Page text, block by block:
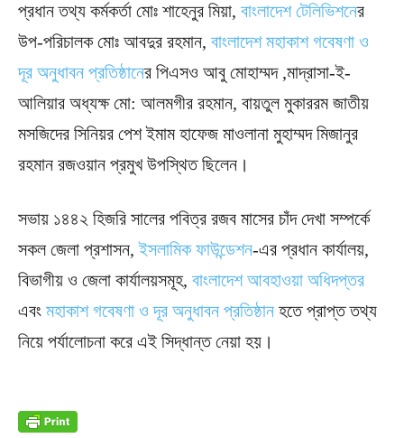
প্রধান তথ্য কর্মকর্তা মোঃ শাহেনুর মিয়া, বাংলাদেশ টেলিভিশনের
উপ-পরিচালক মোঃ আবদুর রহমান, বাংলাদেশ মহাকাশ গবেষণা ও
দূর অনুধাবন প্রতিষ্ঠানের পিএসও আবু মোহাম্মদ ,মাদ্রাসা-ই-
আলিয়ার অধ্যক্ষ মো: আলমগীর রহমান, বায়তুল মুকাররম জাতীয়
মসজিদের সিনিয়র পেশ ইমাম হাফেজ মাওলানা মুহাম্মদ মিজানুর
রহমান রজওয়ান প্রমুখ উপস্থিত ছিলেন।
সভায় ১৪৪২ হিজরি সালের পবিত্র রজব মাসের চাঁদ দেখা সম্পর্কে
সকল জেলা প্রশাসন,ইসলামিক ফাউন্ডেশন-এর প্রধান কার্যালয়,
বিভাগীয় ও জেলা কার্যালয়সমূহ, বাংলাদেশ আবহাওয়া অধিদপ্তর
এবং মহাকাশ গবেষণা ও দূর অনুধাবন প্রতিষ্ঠান হতে প্রাপ্ত তথ্য
নিয়ে পর্যালোচনা করে এই সিদ্ধান্ত নেয়া হয়।